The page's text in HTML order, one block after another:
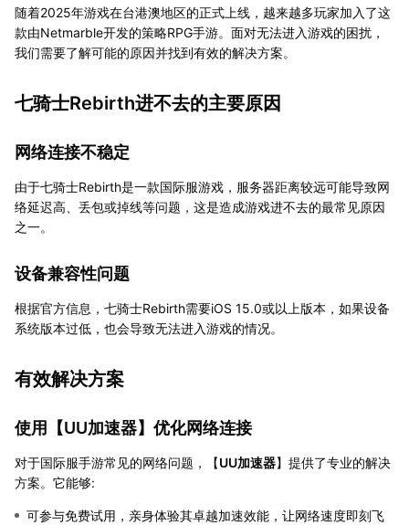
随着2025年游戏在台港澳地区的正式上线，越来越多玩家加入了这
款由Netmarble开发的策略RPG手游。面对无法进入游戏的困扰，
我们需要了解可能的原因并找到有效的解决方案。
七骑士Rebirth进不去的主要原因
网络连接不稳定
由于七骑士Rebirth是一款国际服游戏，服务器距离较远可能导致网
络延迟高、丢包或掉线等问题，这是造成游戏进不去的最常见原因
之一。
设备兼容性问题
根据官方信息，七骑士Rebirth需要iOS 15.0或以上版本，如果设备
系统版本过低，也会导致无法进入游戏的情况。
有效解决方案
使用【UU加速器】优化网络连接
对于国际服手游常见的网络问题，【UU加速器】提供了专业的解决
方案。它能够:
可参与免费试用，亲身体验其卓越加速效能，让网络速度即刻飞